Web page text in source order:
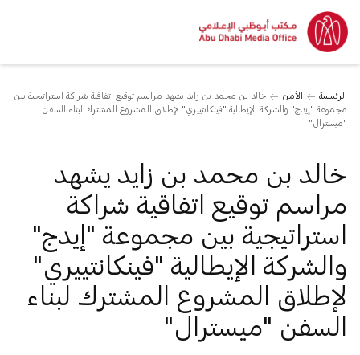
الرئيسية الأمن
خالد بن محمد بن زايد يشهد مراسم توقيع اتفاقية شراكة استراتيجية بين
مجموعة "إيدج" والشركة الإيطالية "فينكانتييري" لإطلاق المشروع المشترك لبناء السفن
"ميسترال"
خالد بن محمد بن زايد يشهد
مراسم توقيع اتفاقية شراكة
استراتيجية بين مجموعة "إيدج"
والشركة الإيطالية "فينكانتييري"
لإطلاق المشروع المشترك لبناء
السفن "ميسترال"